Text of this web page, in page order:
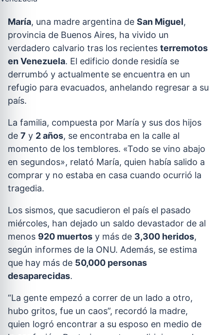
María, una madre argentina de San Miguel,
provincia de Buenos Aires, ha vivido un
verdadero calvario tras los recientes terremotos
en Venezuela. El edificio donde residía se
derrumbó y actualmente se encuentra en un
refugio para evacuados, anhelando regresar a su
país.
La familia, compuesta por María y sus dos hijos
de 7 y 2 años, se encontraba en la calle al
momento de los temblores. «Todo se vino abajo
en segundos», relató María, quien había salido a
comprar y no estaba en casa cuando ocurrió la
tragedia.
Los sismos, que sacudieron el país el pasado
miércoles, han dejado un saldo devastador de al
menos 920 muertos y más de 3,300 heridos,
según informes de la ONU. Además, se estima
que hay más de 50,000 personas
desaparecidas.
“La gente empezó a correr de un lado a otro,
hubo gritos, fue un caos”, recordó la madre,
quien logró encontrar a su esposo en medio de